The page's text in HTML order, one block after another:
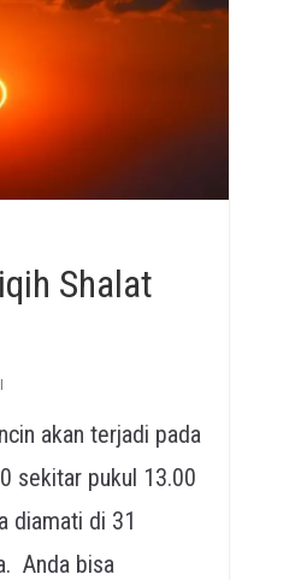
Shalat
akan terjadi pada
sekitar pukul 13.00
diamati di 31
Anda bisa